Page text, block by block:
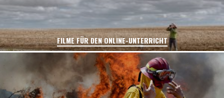
FILME FÜR DEN ONLINE-UNTERRICHT